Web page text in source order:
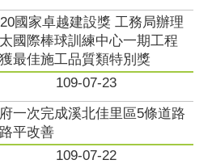
國家卓越建設獎 工務局辦理
國際棒球訓練中心一期工程
最佳施工品質類特別獎
109-07-23
一次完成溪北佳里區5條道路
平改善
109-07-22